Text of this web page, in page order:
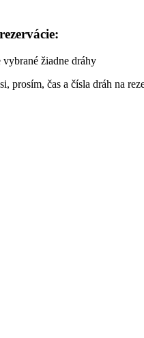
vybrané žiadne dráhy
prosím, čas a čísla dráh na